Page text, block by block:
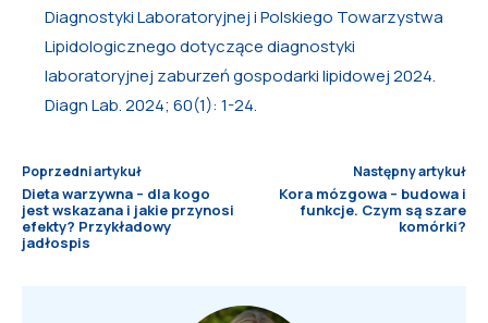
Diagnostyki Laboratoryjnej i Polskiego Towarzystwa
Lipidologicznego dotyczące diagnostyki
laboratoryjnej zaburzeń gospodarki lipidowej 2024.
Diagn Lab. 2024; 60(1): 1-24.
Poprzedni artykuł
Dieta warzywna – dla kogo
jest wskazana i jakie przynosi
efekty? Przykładowy
jadłospis
Następny artykuł
Kora mózgowa – budowa i
funkcje. Czym są szare
komórki?